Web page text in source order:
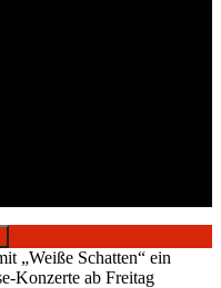
„Weiße Schatten“ ein
Konzerte ab Freitag